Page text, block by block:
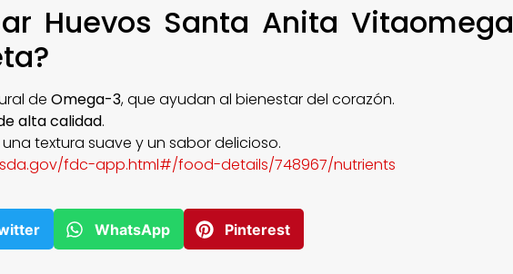
Huevos Santa Anita Vitaomega
de Omega-3, que ayudan al bienestar del corazón.
alta calidad.
textura suave y un sabor delicioso.
fdc-app.html#/food-details/748967/nutrients
WhatsApp Pinterest